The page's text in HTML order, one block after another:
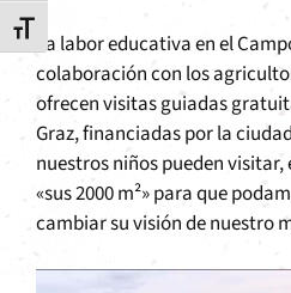
Alternar tamaño de letra
La labor educativa en el
colaboración con los
ofrecen visitas guiadas
Graz, financiadas por la
nuestros niños pueden
«sus 2000 m²» para que
cambiar su visión de nuestro